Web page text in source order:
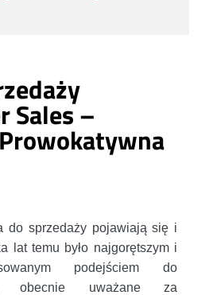
Sales –
do sprzedaży pojawiają się i
lat temu było najgorętszym i
podejściem do
obecnie uważane za